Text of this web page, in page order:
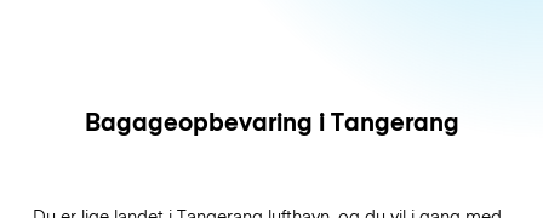
Bagageopbevaring i Tangerang